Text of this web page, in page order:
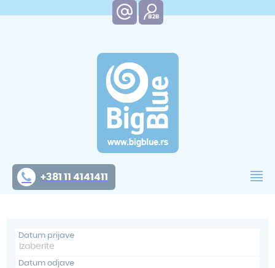
+381 11 4141411
Datum prijave
Datum odjave